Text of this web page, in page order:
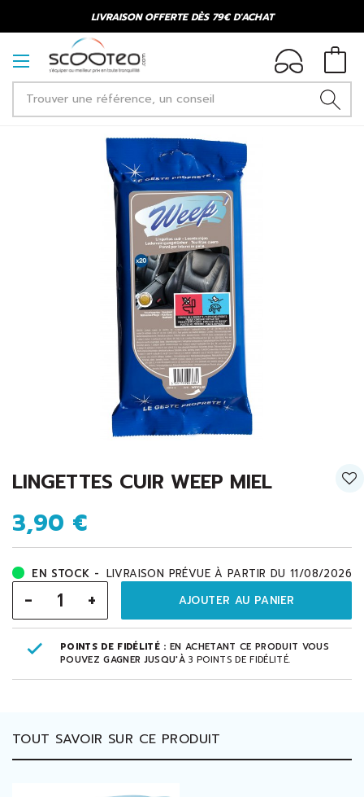
LIVRAISON OFFERTE DÈS 79€ D'ACHAT
LINGETTES CUIR WEEP MIEL
3,90 €
EN STOCK - LIVRAISON PRÉVUE À PARTIR DU 11/08/2026
- + AJOUTER AU PANIER
POINTS DE FIDÉLITÉ : EN ACHETANT CE PRODUIT VOUS
POUVEZ GAGNER JUSQU'À3 POINTS DE FIDÉLITÉ.
TOUT SAVOIR SUR CE PRODUIT